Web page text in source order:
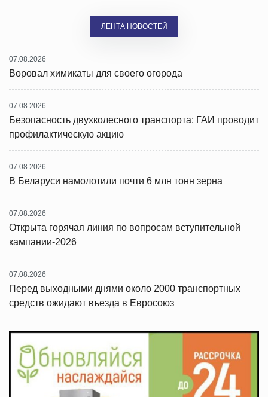
ЛЕНТА НОВОСТЕЙ
07.08.2026
Воровал химикаты для своего огорода
07.08.2026
Безопасность двухколесного транспорта: ГАИ проводит
профилактическую акцию
07.08.2026
В Беларуси намолотили почти 6 млн тонн зерна
07.08.2026
Открыта горячая линия по вопросам вступительной
кампании-2026
07.08.2026
Перед выходными днями около 2000 транспортных
средств ожидают въезда в Евросоюз